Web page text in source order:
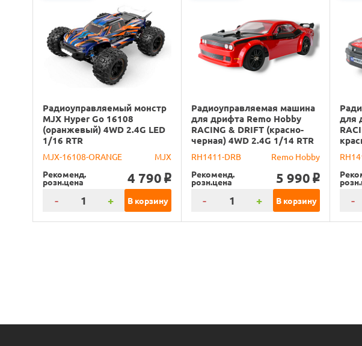
Радиоуправляемый монстр
MJX Hyper Go 16108
(оранжевый) 4WD 2.4G LED
1/16 RTR
MJX-16108-ORANGE
MJX
Рекоменд.
розн.цена 4 790 o
- + В корзину
Радиоуправляемая машина
для дрифта Remo Hobby
RACING & DRIFT (красно-
черная) 4WD 2.4G 1/14 RTR
RH1411-DRB
Remo Hobby
Рекоменд.
розн.цена 5 990 o
- + В корзину
для
-